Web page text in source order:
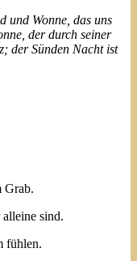
und Wonne, das uns
der durch seiner
der Sünden Nacht ist
Grab.
sind.
fühlen.